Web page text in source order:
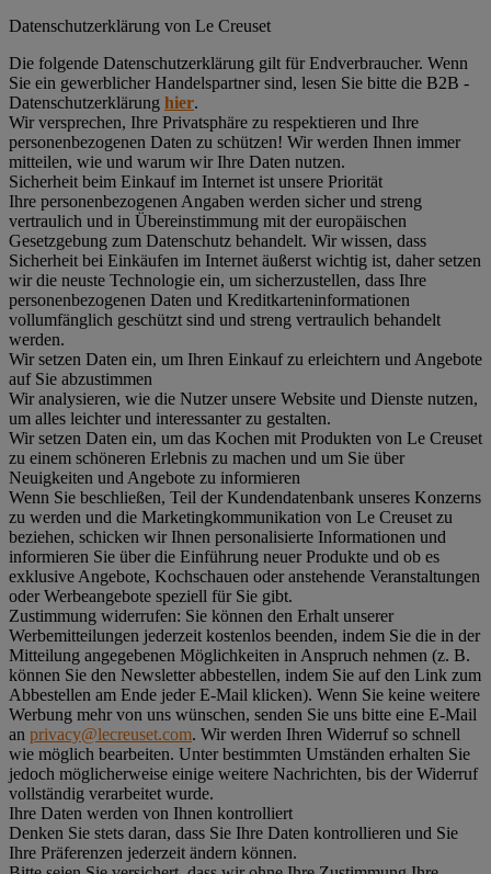
Datenschutz­erklärung von Le Creuset
Die folgende Datenschutzerklärung gilt für Endverbraucher. Wenn
Sie ein gewerblicher Handelspartner sind, lesen Sie bitte die B2B -
Datenschutzerklärung hier.
Wir versprechen, Ihre Privatsphäre zu respektieren und Ihre
personenbezogenen Daten zu schützen! Wir werden Ihnen immer
mitteilen, wie und warum wir Ihre Daten nutzen.
Sicherheit beim Einkauf im Internet ist unsere Priorität
Ihre personenbezogenen Angaben werden sicher und streng
vertraulich und in Übereinstimmung mit der europäischen
Gesetzgebung zum Datenschutz behandelt. Wir wissen, dass
Sicherheit bei Einkäufen im Internet äußerst wichtig ist, daher setzen
wir die neuste Technologie ein, um sicherzustellen, dass Ihre
personenbezogenen Daten und Kreditkarteninformationen
vollumfänglich geschützt sind und streng vertraulich behandelt
werden.
Wir setzen Daten ein, um Ihren Einkauf zu erleichtern und Angebote
auf Sie abzustimmen
Wir analysieren, wie die Nutzer unsere Website und Dienste nutzen,
um alles leichter und interessanter zu gestalten.
Wir setzen Daten ein, um das Kochen mit Produkten von Le Creuset
zu einem schöneren Erlebnis zu machen und um Sie über
Neuigkeiten und Angebote zu informieren
Wenn Sie beschließen, Teil der Kundendatenbank unseres Konzerns
zu werden und die Marketingkommunikation von Le Creuset zu
beziehen, schicken wir Ihnen personalisierte Informationen und
informieren Sie über die Einführung neuer Produkte und ob es
exklusive Angebote, Kochschauen oder anstehende Veranstaltungen
oder Werbeangebote speziell für Sie gibt.
Zustimmung widerrufen: Sie können den Erhalt unserer
Werbemitteilungen jederzeit kostenlos beenden, indem Sie die in der
Mitteilung angegebenen Möglichkeiten in Anspruch nehmen (z. B.
können Sie den Newsletter abbestellen, indem Sie auf den Link zum
Abbestellen am Ende jeder E-Mail klicken). Wenn Sie keine weitere
Werbung mehr von uns wünschen, senden Sie uns bitte eine E-Mail
an privacy@lecreuset.com. Wir werden Ihren Widerruf so schnell
wie möglich bearbeiten. Unter bestimmten Umständen erhalten Sie
jedoch möglicherweise einige weitere Nachrichten, bis der Widerruf
vollständig verarbeitet wurde.
Ihre Daten werden von Ihnen kontrolliert
Denken Sie stets daran, dass Sie Ihre Daten kontrollieren und Sie
Ihre Präferenzen jederzeit ändern können.